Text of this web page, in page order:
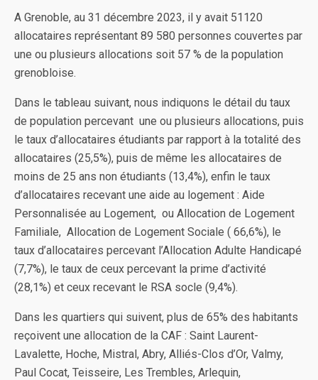
A Grenoble, au 31 décembre 2023, il y avait 51120
allocataires représentant 89 580 personnes couvertes par
une ou plusieurs allocations soit 57 % de la population
grenobloise.
Dans le tableau suivant, nous indiquons le détail du taux
de population percevant une ou plusieurs allocations, puis
le taux d’allocataires étudiants par rapport à la totalité des
allocataires (25,5%), puis de même les allocataires de
moins de 25 ans non étudiants (13,4%), enfin le taux
d’allocataires recevant une aide au logement : Aide
Personnalisée au Logement, ou Allocation de Logement
Familiale, Allocation de Logement Sociale ( 66,6%), le
taux d’allocataires percevant l’Allocation Adulte Handicapé
(7,7%), le taux de ceux percevant la prime d’activité
(28,1%) et ceux recevant le RSA socle (9,4%).
Dans les quartiers qui suivent, plus de 65% des habitants
reçoivent une allocation de la CAF : Saint Laurent-
Lavalette, Hoche, Mistral, Abry, Alliés-Clos d’Or, Valmy,
Paul Cocat, Teisseire, Les Trembles, Arlequin,